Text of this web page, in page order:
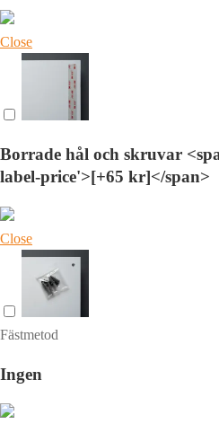
Close
Borrade hål och skruvar
label-price'>[+65 kr]</span>
Close
Fästmetod
Ingen